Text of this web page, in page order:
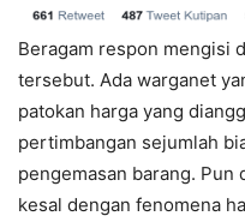
Beragam respon mengisi
tersebut. Ada warganet
patokan harga yang
pertimbangan sejumlah
pengemasan barang. Pun
kesal dengan fenomena